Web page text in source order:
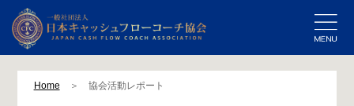
Home ＞ 協会活動レポート